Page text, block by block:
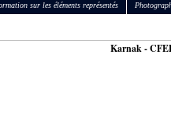
sur les éléments représentés